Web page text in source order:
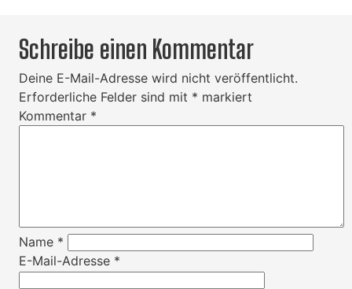
Schreibe einen Kommentar
Deine E-Mail-Adresse wird nicht veröffentlicht.
Erforderliche Felder sind mit * markiert
Kommentar *
Name *
E-Mail-Adresse *